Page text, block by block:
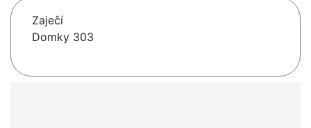
Zaječí
Domky 303